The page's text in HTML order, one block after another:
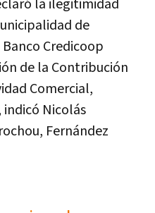
la ilegitimidad
de
Credicoop
de la Contribución
Comercial,
indicó Nicolás
Fernández